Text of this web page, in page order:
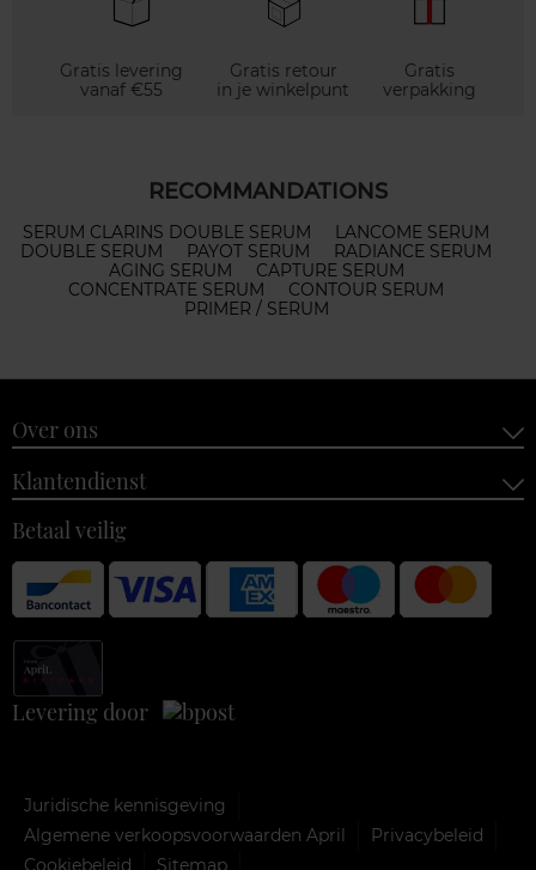
Gratis levering
vanaf €55
Gratis retour
in je winkelpunt
Gratis
verpakking
RECOMMANDATIONS
SERUM CLARINS DOUBLE SERUM
LANCOME SERUM
DOUBLE SERUM
PAYOT SERUM
RADIANCE SERUM
AGING SERUM
CAPTURE SERUM
CONCENTRATE SERUM
CONTOUR SERUM
PRIMER / SERUM
Over ons
Klantendienst
Betaal veilig
Levering door
Juridische kennisgeving
Algemene verkoopsvoorwaarden April
Privacybeleid